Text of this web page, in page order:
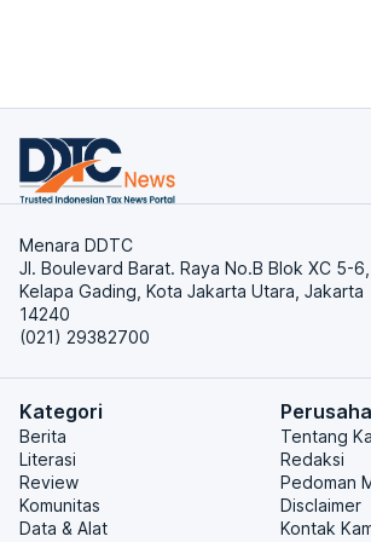
Menara DDTC
Jl. Boulevard Barat. Raya No.B Blok XC 5-6,
Kelapa Gading, Kota Jakarta Utara, Jakarta
14240
(021) 29382700
Kategori
Berita
Literasi
Review
Komunitas
Data & Alat
Tentang
Redaksi
Pedoman
Disclaimer
Kontak